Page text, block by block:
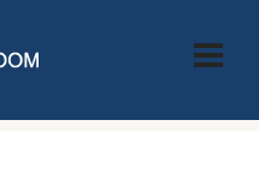
DRUGI KAŽU O USB FLASH
ČLANAK O MEMORIJAMA